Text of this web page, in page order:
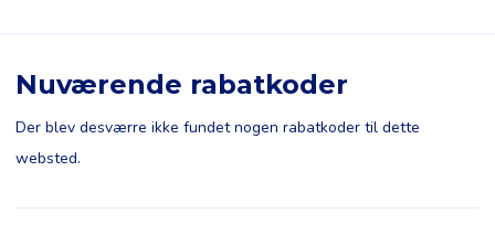
Nuværende rabatkoder
Der blev desværre ikke fundet nogen rabatkoder til dette
websted.